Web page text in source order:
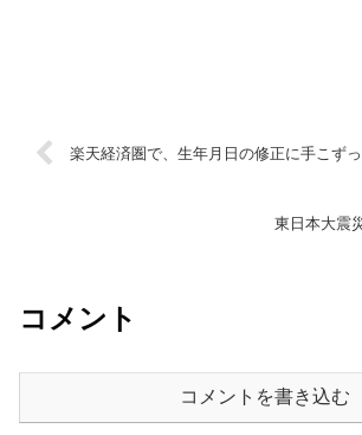
楽天経済圏で、生年月日の修正に手こず
東日本大震
コメント
コメントを書き込む